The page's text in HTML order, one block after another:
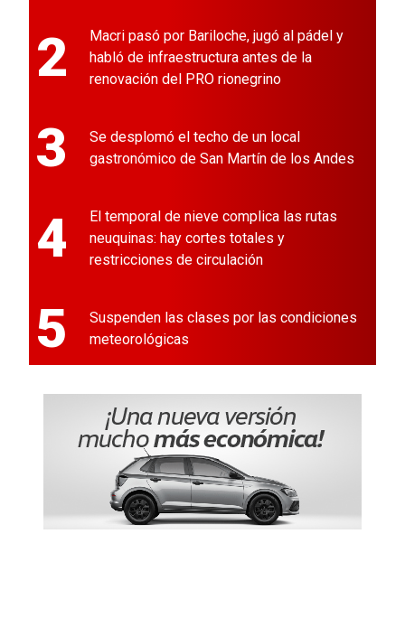
2
Macri pasó por Bariloche, jugó al pádel y
habló de infraestructura antes de la
renovación del PRO rionegrino
3
Se desplomó el techo de un local
gastronómico de San Martín de los Andes
4
El temporal de nieve complica las rutas
neuquinas: hay cortes totales y
restricciones de circulación
5
Suspenden las clases por las condiciones
meteorológicas